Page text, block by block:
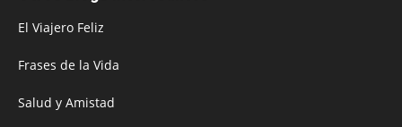
El Viajero Feliz
Frases de la Vida
Salud y Amistad